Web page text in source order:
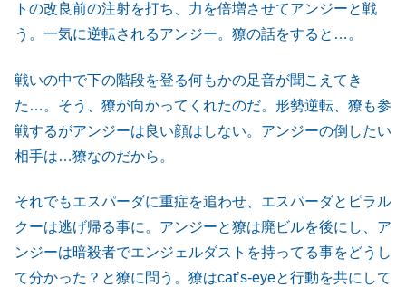
トの改良前の注射を打ち、力を倍増させてアンジーと戦
う。一気に逆転されるアンジー。獠の話をすると…。
戦いの中で下の階段を登る何もかの足音が聞こえてき
た…。そう、獠が向かってくれたのだ。形勢逆転、獠も参
戦するがアンジーは良い顔はしない。アンジーの倒したい
相手は…獠なのだから。
それでもエスパーダに重症を追わせ、エスパーダとピラル
クーは逃げ帰る事に。アンジーと獠は廃ビルを後にし、ア
ンジーは暗殺者でエンジェルダストを持ってる事をどうし
て分かった？と獠に問う。獠はcat’s-eyeと行動を共にして